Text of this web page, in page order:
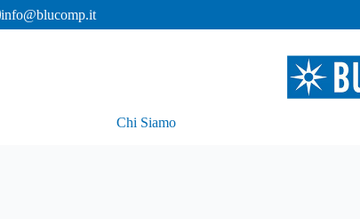
info@blucomp.it
Chi Siamo